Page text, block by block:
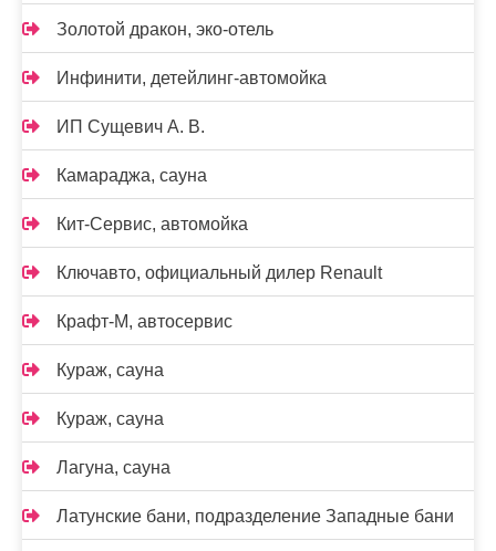
Золотой дракон, эко-отель
Инфинити, детейлинг-автомойка
ИП Сущевич А. В.
Камараджа, сауна
Кит-Сервис, автомойка
Ключавто, официальный дилер Renault
Крафт-М, автосервис
Кураж, сауна
Кураж, сауна
Лагуна, сауна
Латунские бани, подразделение Западные бани